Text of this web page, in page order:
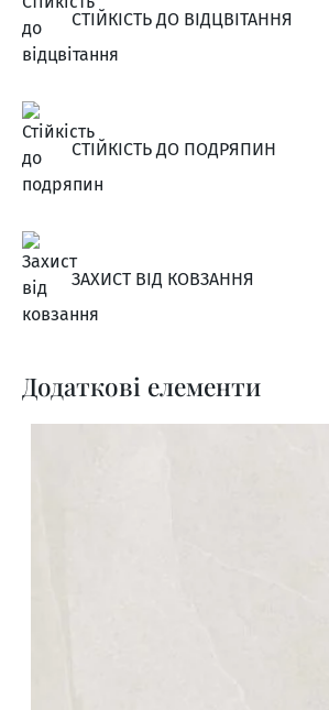
СТІЙКІСТЬ ДО ВІДЦВІТАННЯ
СТІЙКІСТЬ ДО ПОДРЯПИН
ЗАХИСТ ВІД КОВЗАННЯ
Додаткові елементи